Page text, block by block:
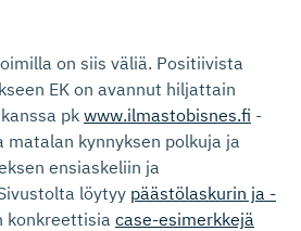
on siis väliä. Positiivista
EK on avannut hiljattain
pk www.ilmastobisnes.fi -
kynnyksen polkuja ja
ensiaskeliin ja
löytyy päästölaskurin ja -
konkreettisia case-esimerkkejä